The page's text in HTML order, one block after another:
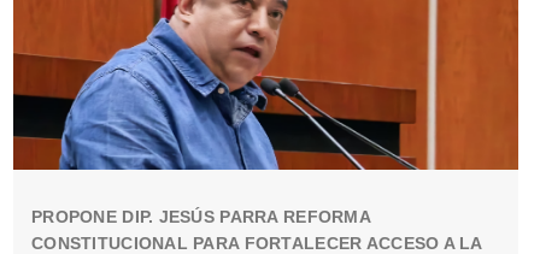
PROPONE DIP. JESÚS PARRA REFORMA
CONSTITUCIONAL PARA FORTALECER ACCESO A LA